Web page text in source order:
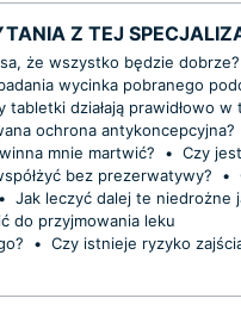
Z TEJ
że wszystko będzie dobrze?
wycinka pobranego
tabletki działają prawidłowo w
ochrona antykoncepcyjna?
mnie martwić?
• Czy
bez prezerwatywy?
•
• Jak leczyć dalej te niedrożne
do przyjmowania leku
• Czy istnieje ryzyko